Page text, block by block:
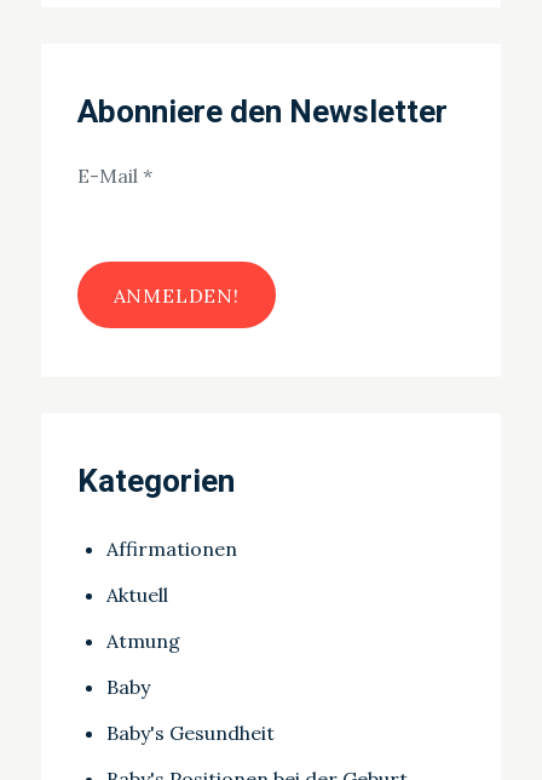
Abonniere den Newsletter
E-Mail *
Kategorien
Affirmationen
Aktuell
Atmung
Baby
Baby's Gesundheit